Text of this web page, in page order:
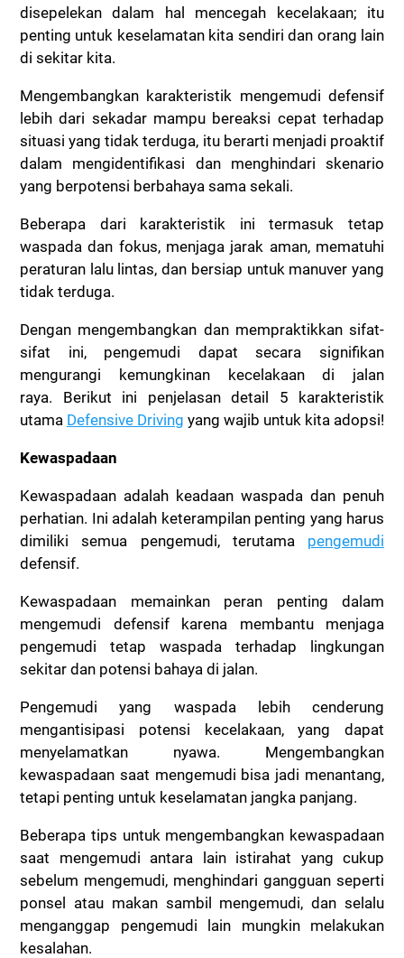
disepelekan dalam hal mencegah kecelakaan; itu
penting untuk keselamatan kita sendiri dan orang lain
di sekitar kita.
Mengembangkan karakteristik mengemudi defensif
lebih dari sekadar mampu bereaksi cepat terhadap
situasi yang tidak terduga, itu berarti menjadi proaktif
dalam mengidentifikasi dan menghindari skenario
yang berpotensi berbahaya sama sekali.
Beberapa dari karakteristik ini termasuk tetap
waspada dan fokus, menjaga jarak aman, mematuhi
peraturan lalu lintas, dan bersiap untuk manuver yang
tidak terduga.
Dengan mengembangkan dan mempraktikkan sifat-
sifat ini, pengemudi dapat secara signifikan
mengurangi kemungkinan kecelakaan di jalan
raya. Berikut ini penjelasan detail 5 karakteristik
utama Defensive Driving yang wajib untuk kita adopsi!
Kewaspadaan
Kewaspadaan adalah keadaan waspada dan penuh
perhatian. Ini adalah keterampilan penting yang harus
dimiliki semua pengemudi, terutama pengemudi
defensif.
Kewaspadaan memainkan peran penting dalam
mengemudi defensif karena membantu menjaga
pengemudi tetap waspada terhadap lingkungan
sekitar dan potensi bahaya di jalan.
Pengemudi yang waspada lebih cenderung
mengantisipasi potensi kecelakaan, yang dapat
menyelamatkan nyawa. Mengembangkan
kewaspadaan saat mengemudi bisa jadi menantang,
tetapi penting untuk keselamatan jangka panjang.
Beberapa tips untuk mengembangkan kewaspadaan
saat mengemudi antara lain istirahat yang cukup
sebelum mengemudi, menghindari gangguan seperti
ponsel atau makan sambil mengemudi, dan selalu
menganggap pengemudi lain mungkin melakukan
kesalahan.